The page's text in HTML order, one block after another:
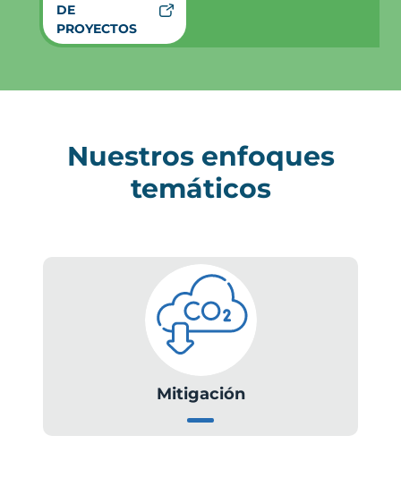
DE
PROYECTOS
Nuestros enfoques
temáticos
Mitigación